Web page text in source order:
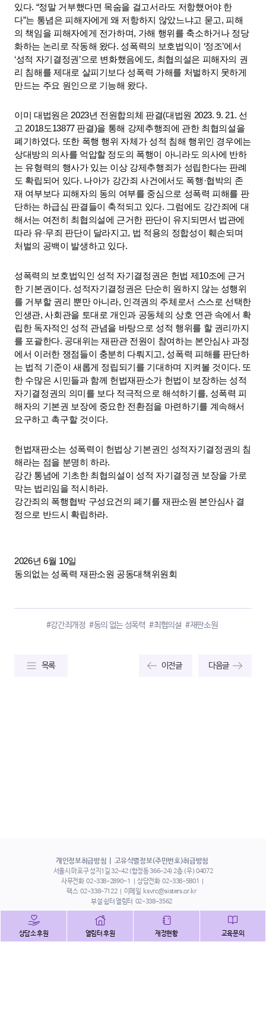
있다. “정말 거부했다면 목숨을 걸고서라도 저항했어야 한
다”는 통념은 피해자에게 왜 저항하지 않았느냐고 묻고, 피해
의 책임을 피해자에게 전가하며, 가해 행위를 축소하거나 정당
화하는 논리로 작동해 왔다. 성폭력의 보호법익이 ‘정조’에서
‘성적 자기결정권’으로 변화했음에도, 최협의설은 피해자의 권
리 침해를 제대로 살피기보다 성폭력 가해를 처벌하지 못하게
만드는 주요 원인으로 기능해 왔다.
이미 대법원은 2023년 전원합의체 판결(대법원 2023. 9. 21. 선
고 2018도13877 판결)을 통해 강제추행죄에 관한 최협의설을
폐기하였다. 또한 폭행 행위 자체가 성적 침해 행위인 경우에는
상대방의 의사를 억압할 정도의 폭행이 아니라도 의사에 반하
는 유형력의 행사가 있는 이상 강제추행죄가 성립한다는 판례
도 확립되어 있다. 나아가 강간죄 사건에서도 폭행·협박의 존
재 여부보다 피해자의 동의 여부를 중심으로 성폭력 피해를 판
단하는 하급심 판결들이 축적되고 있다. 그럼에도 강간죄에 대
해서는 여전히 최협의설에 근거한 판단이 유지되면서 법관에
따라 유·무죄 판단이 달라지고, 법 적용의 정합성이 훼손되며
처벌의 공백이 발생하고 있다.
성폭력의 보호법익인 성적 자기결정권은 헌법 제10조에 근거
한 기본권이다. 성적자기결정권은 단순히 원하지 않는 성행위
를 거부할 권리 뿐만 아니라, 인격권의 주체로서 스스로 선택한
인생관, 사회관을 토대로 개인과 공동체의 상호 연관 속에서 확
립한 독자적인 성적 관념을 바탕으로 성적 행위를 할 권리까지
를 포괄한다. 공대위는 재판관 전원이 참여하는 본안심사 과정
에서 이러한 쟁점들이 충분히 다뤄지고, 성폭력 피해를 판단하
는 법적 기준이 새롭게 정립되기를 기대하며 지켜볼 것이다. 또
한 수많은 시민들과 함께 헌법재판소가 헌법이 보장하는 성적
자기결정권의 의미를 보다 적극적으로 해석하기를, 성폭력 피
해자의 기본권 보장에 중요한 전환점을 마련하기를 계속해서
요구하고 촉구할 것이다.
헌법재판소는 성폭력이 헌법상 기본권인 성적자기결정권의 침
해라는 점을 분명히 하라.
강간 통념에 기초한 최협의설이 성적 자기결정권 보장을 가로
막는 법리임을 적시하라.
강간죄의 폭행협박 구성요건의 폐기를 재판소원 본안심사 결
정으로 반드시 확립하라.
2026년 6월 10일
동의없는 성폭력 재판소원 공동대책위원회
#강간죄개정 #동의 없는 성폭력 #최협의설 #재판소원
목록 이전글 다음글
개인정보취급방침 고유식별정보(주민번호)취급방침
서울시 마포구 성지1길 32-42 (합정동 366-24) 2층 (우) 04072
사무전화 02-338-2890~1 상담전화 02-338-5801
팩스 02-338-7122 이메일 ksvrc@sisters.or.kr
부설 쉼터 열림터 02-338-3562
상담소 후원 열림터 후원 재정현황 교육문의